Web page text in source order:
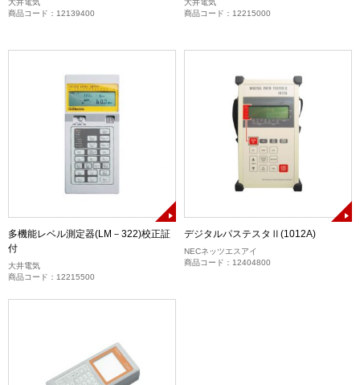
大井電気
商品コード：12139400
大井電気
商品コード：12215000
多機能レベル測定器(LM－322)校正証
付
大井電気
商品コード：12215500
デジタルパステスタⅡ(1012A)
NECネッツエスアイ
商品コード：12404800